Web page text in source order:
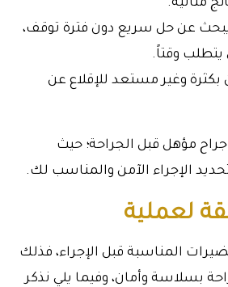
مثالية.
عن حل سريع دون فترة توقف،
يتطلب وقتاً.
بكثرة وغير مستعد للإقلاع عن
مؤهل قبل الجراحة؛ حيث
الإجراء الآمن والمناسب لك.
لعملية
المناسبة قبل الإجراء، فذلك
بسلاسة وأمان، وفيما يلي نذكر